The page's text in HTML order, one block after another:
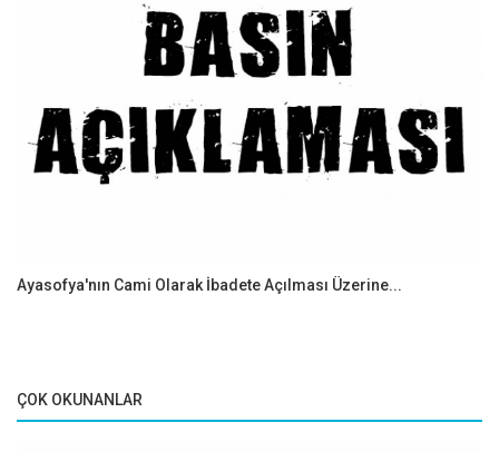
Ayasofya'nın Cami Olarak İbadete Açılması Üzerine...
ÇOK OKUNANLAR